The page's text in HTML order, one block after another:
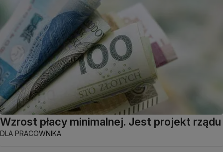
Wzrost płacy minimalnej. Jest projekt rządu
DLA PRACOWNIKA